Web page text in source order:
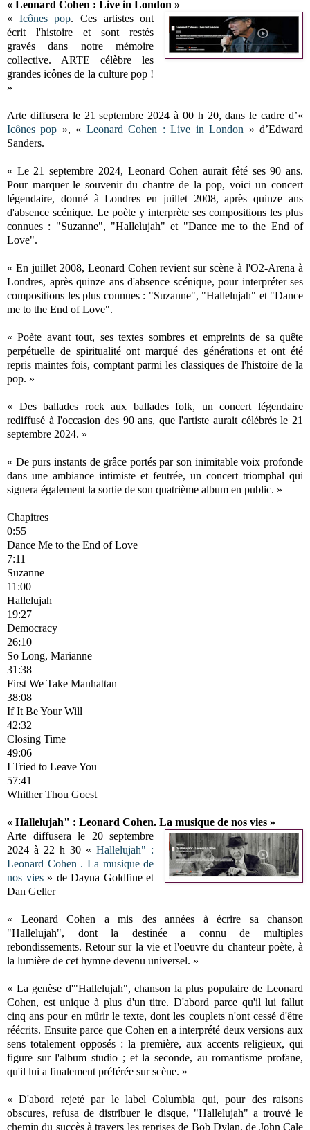
« Leonard Cohen : Live in London »
« Icônes pop. Ces artistes ont
écrit l'histoire et sont restés
gravés dans notre mémoire
collective. ARTE célèbre les
grandes icônes de la culture pop !
»
Arte diffusera le 21 septembre 2024 à 00 h 20, dans le cadre d’«
Icônes pop », « Leonard Cohen : Live in London » d’Edward
Sanders.
« Le 21 septembre 2024, Leonard Cohen aurait fêté ses 90 ans.
Pour marquer le souvenir du chantre de la pop, voici un concert
légendaire, donné à Londres en juillet 2008, après quinze ans
d'absence scénique. Le poète y interprète ses compositions les plus
connues : "Suzanne", "Hallelujah" et "Dance me to the End of
Love".
« En juillet 2008, Leonard Cohen revient sur scène à l'O2-Arena à
Londres, après quinze ans d'absence scénique, pour interpréter ses
compositions les plus connues : "Suzanne", "Hallelujah" et "Dance
me to the End of Love".
« Poète avant tout, ses textes sombres et empreints de sa quête
perpétuelle de spiritualité ont marqué des générations et ont été
repris maintes fois, comptant parmi les classiques de l'histoire de la
pop. »
« Des ballades rock aux ballades folk, un concert légendaire
rediffusé à l'occasion des 90 ans, que l'artiste aurait célébrés le 21
septembre 2024. »
« De purs instants de grâce portés par son inimitable voix profonde
dans une ambiance intimiste et feutrée, un concert triomphal qui
signera également la sortie de son quatrième album en public. »
Chapitres
0:55
Dance Me to the End of Love
7:11
Suzanne
11:00
Hallelujah
19:27
Democracy
26:10
So Long, Marianne
31:38
First We Take Manhattan
38:08
If It Be Your Will
42:32
Closing Time
49:06
I Tried to Leave You
57:41
Whither Thou Goest
« Hallelujah" : Leonard Cohen. La musique de nos vies »
Arte diffusera le 20 septembre
2024 à 22 h 30 «Hallelujah" :
Leonard Cohen . La musique de
nos vies» de Dayna Goldfine et
Dan Geller
« Leonard Cohen a mis des années à écrire sa chanson
"Hallelujah", dont la destinée a connu de multiples
rebondissements. Retour sur la vie et l'oeuvre du chanteur poète, à
la lumière de cet hymne devenu universel. »
« La genèse d'"Hallelujah", chanson la plus populaire de Leonard
Cohen, est unique à plus d'un titre. D'abord parce qu'il lui fallut
cinq ans pour en mûrir le texte, dont les couplets n'ont cessé d'être
réécrits. Ensuite parce que Cohen en a interprété deux versions aux
sens totalement opposés : la première, aux accents religieux, qui
figure sur l'album studio ; et la seconde, au romantisme profane,
qu'il lui a finalement préférée sur scène. »
« D'abord rejeté par le label Columbia qui, pour des raisons
obscures, refusa de distribuer le disque, "Hallelujah" a trouvé le
chemin du succès à travers les reprises de Bob Dylan, de John Cale